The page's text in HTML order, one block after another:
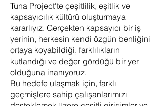
Tuna Project'te çeşitlilik, eşitlik ve
kapsayıcılık kültürü oluşturmaya
kararlıyız. Gerçekten kapsayıcı bir iş
yerinin, herkesin kendi özgün benliğini
ortaya koyabildiği, farklılıkların
kutlandığı ve değer gördüğü bir yer
olduğuna inanıyoruz.
Bu hedefe ulaşmak için, farklı
geçmişlere sahip çalışanlarımızı